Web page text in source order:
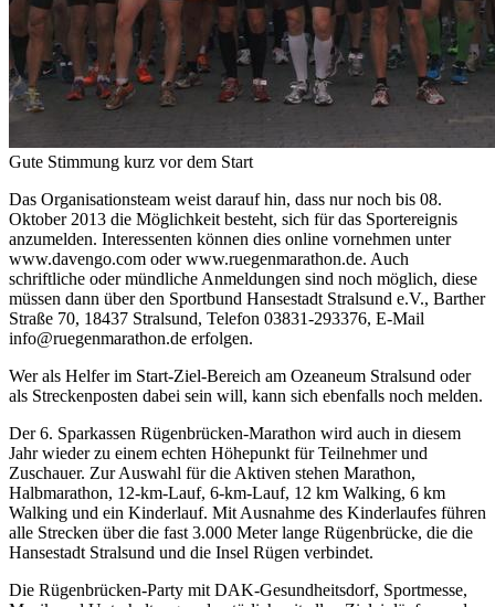
Gute Stimmung kurz vor dem Start
Das Organisationsteam weist darauf hin, dass nur noch bis 08.
Oktober 2013 die Möglichkeit besteht, sich für das Sportereignis
anzumelden. Interessenten können dies online vornehmen unter
www.davengo.com oder www.ruegenmarathon.de. Auch
schriftliche oder mündliche Anmeldungen sind noch möglich, diese
müssen dann über den Sportbund Hansestadt Stralsund e.V., Barther
Straße 70, 18437 Stralsund, Telefon 03831-293376, E-Mail
info@ruegenmarathon.de erfolgen.
Wer als Helfer im Start-Ziel-Bereich am Ozeaneum Stralsund oder
als Streckenposten dabei sein will, kann sich ebenfalls noch melden.
Der 6. Sparkassen Rügenbrücken-Marathon wird auch in diesem
Jahr wieder zu einem echten Höhepunkt für Teilnehmer und
Zuschauer. Zur Auswahl für die Aktiven stehen Marathon,
Halbmarathon, 12-km-Lauf, 6-km-Lauf, 12 km Walking, 6 km
Walking und ein Kinderlauf. Mit Ausnahme des Kinderlaufes führen
alle Strecken über die fast 3.000 Meter lange Rügenbrücke, die die
Hansestadt Stralsund und die Insel Rügen verbindet.
Die Rügenbrücken-Party mit DAK-Gesundheitsdorf, Sportmesse,